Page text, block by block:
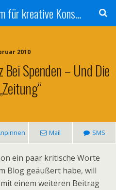
Konsumpf - Forum für kreative Konsumkritik - Culture Jamming, Nachhaltigkeit, Konzernkritik, Adbusting
2010
Bei Spenden – Und Die
Mail SMS
ein paar kritische Worte
Blog geäußert habe, will
einem weiteren Beitrag